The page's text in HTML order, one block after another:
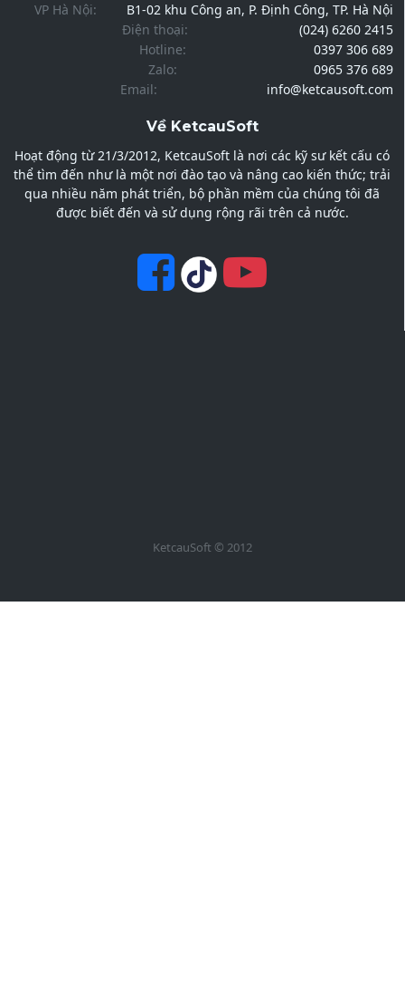
VP Hà Nội:
B1-02 khu Công an, P. Định Công, TP. Hà Nội
Điện thoại:
(024) 6260 2415
Hotline:
0397 306 689
Zalo:
0965 376 689
Email:
info@ketcausoft.com
Về KetcauSoft
Hoạt động từ 21/3/2012, KetcauSoft là nơi các kỹ sư kết cấu có
thể tìm đến như là một nơi đào tạo và nâng cao kiến thức; trải
qua nhiều năm phát triển, bộ phần mềm của chúng tôi đã
được biết đến và sử dụng rộng rãi trên cả nước.
KetcauSoft © 2012